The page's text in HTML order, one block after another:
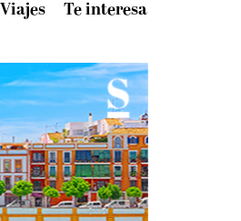
Viajes Te interesa